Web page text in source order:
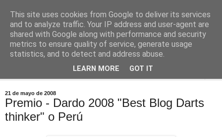
Comoju
La Cocina del Día a Día y el día a día de la Gastronomía
21 de mayo de 2008
Premio - Dardo 2008 "Best Blog Darts
thinker" o Perú
This site uses cookies from Google to deliver its services
and to analyze traffic. Your IP address and user-agent are
shared with Google along with performance and security
metrics to ensure quality of service, generate usage
statistics, and to detect and address abuse.
LEARN MORE GOT IT